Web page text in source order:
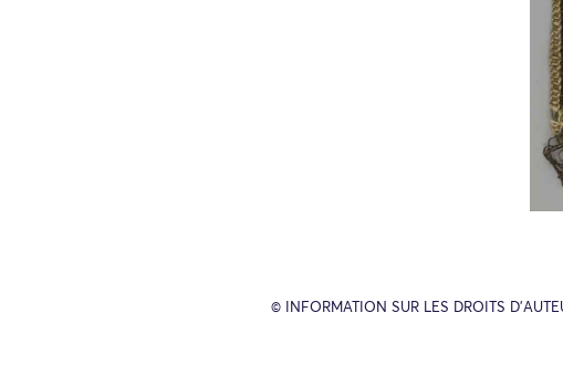
© INFORMATION SUR LES DROITS